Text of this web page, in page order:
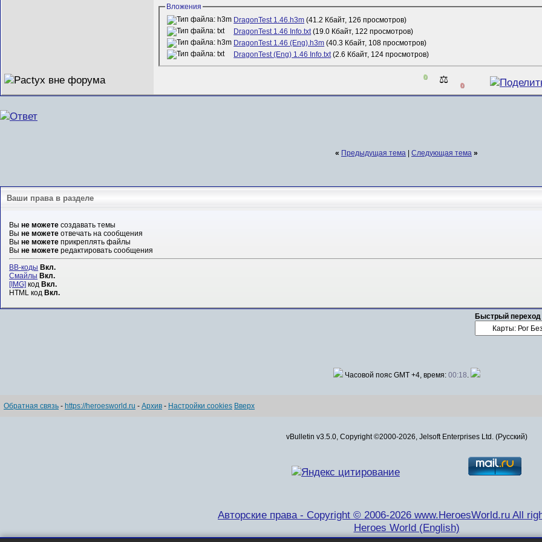
Вложения
DragonTest 1.46.h3m (41.2 Кбайт, 126 просмотров)
DragonTest 1.46 Info.txt(19.0 Кбайт, 122 просмотров)
DragonTest 1.46 (Eng).h3m (40.3 Кбайт, 108 просмотров)
DragonTest (Eng) 1.46 Info.txt(2.6 Кбайт, 124 просмотров)
0 ⚖️ 0
« Предыдущая тема Следующая тема »
Ваши права в разделе
Выне можете создавать темы
Выне можете отвечать на сообщения
Выне можете прикреплять файлы
Выне можете редактировать сообщения
BB-коды Вкл.
Смайлы Вкл.
[IMG] код Вкл.
HTML код Вкл.
Быстрый переход
Часовой пояс GMT +4, время: 00:18
Обратная связь - https://heroesworld.ru - Архив - Настройки cookies Вверх
vBulletin v3.5.0, Copyright ©2000-2026, Jelsoft Enterprises Ltd. (Русский)
Авторские права - Copyright © 2006-2026 www.HeroesWorld.ru All
Heroes World (English)